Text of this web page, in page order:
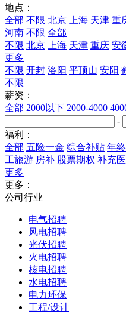
地点：
全部 不限 北京 上海 天津 重
河南 不限 全部
不限 北京 上海 天津 重庆 安
更多
不限 开封 洛阳 平顶山 安阳
不限
薪资：
全部 2000以下 2000-4000
-
福利：
全部 五险一金 综合补贴 年
工旅游 房补 股票期权 补充
更多
更多：
公司行业
电气招聘
风电招聘
光伏招聘
火电招聘
核电招聘
水电招聘
电力环保
工程/设计